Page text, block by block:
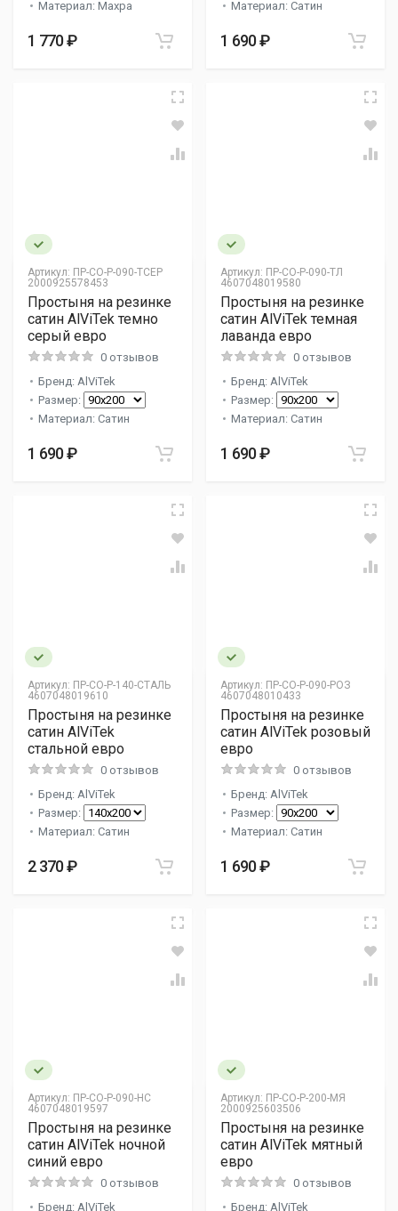
Материал: Махра
1 770 ₽
Материал: Сатин
1 690 ₽
Артикул: ПР-СО-Р-090-ТСЕР
2000925578453
Простыня на резинке
сатин AlViTek темно
серый евро
0 отзывов
Бренд: AlViTek
Размер:
Материал: Сатин
1 690 ₽
Артикул: ПР-СО-Р-090-ТЛ
4607048019580
Простыня на резинке
сатин AlViTek темная
лаванда евро
0 отзывов
Бренд: AlViTek
Размер:
Материал: Сатин
1 690 ₽
Артикул: ПР-СО-Р-140-СТАЛЬ
4607048019610
Простыня на резинке
сатин AlViTek
стальной евро
0 отзывов
Бренд: AlViTek
Размер:
Материал: Сатин
2 370 ₽
Артикул: ПР-СО-Р-090-РОЗ
4607048010433
Простыня на резинке
сатин AlViTek розовый
евро
0 отзывов
Бренд: AlViTek
Размер:
Материал: Сатин
1 690 ₽
Артикул: ПР-СО-Р-090-НС
4607048019597
Простыня на резинке
сатин AlViTek ночной
синий евро
0 отзывов
Бренд: AlViTek
Артикул: ПР-СО-Р-200-МЯ
2000925603506
Простыня на резинке
сатин AlViTek мятный
евро
0 отзывов
Бренд: AlViTek